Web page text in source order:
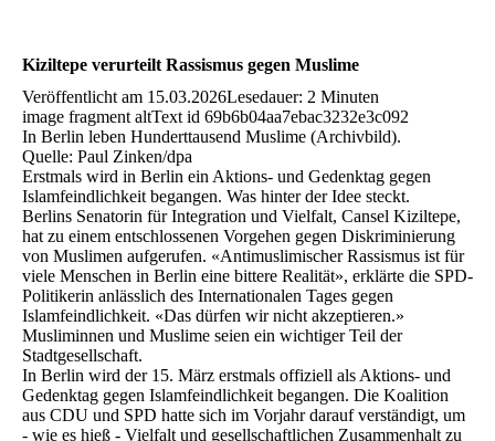
Kiziltepe verurteilt Rassismus gegen Muslime
Veröffentlicht am 15.03.2026Lesedauer: 2 Minuten
image fragment altText id 69b6b04aa7ebac3232e3c092
In Berlin leben Hunderttausend Muslime (Archivbild).
Quelle: Paul Zinken/dpa
Erstmals wird in Berlin ein Aktions- und Gedenktag gegen
Islamfeindlichkeit begangen. Was hinter der Idee steckt.
Berlins Senatorin für Integration und Vielfalt, Cansel Kiziltepe,
hat zu einem entschlossenen Vorgehen gegen Diskriminierung
von Muslimen aufgerufen. «Antimuslimischer Rassismus ist für
viele Menschen in Berlin eine bittere Realität», erklärte die SPD-
Politikerin anlässlich des Internationalen Tages gegen
Islamfeindlichkeit. «Das dürfen wir nicht akzeptieren.»
Musliminnen und Muslime seien ein wichtiger Teil der
Stadtgesellschaft.
In Berlin wird der 15. März erstmals offiziell als Aktions- und
Gedenktag gegen Islamfeindlichkeit begangen. Die Koalition
aus CDU und SPD hatte sich im Vorjahr darauf verständigt, um
- wie es hieß - Vielfalt und gesellschaftlichen Zusammenhalt zu